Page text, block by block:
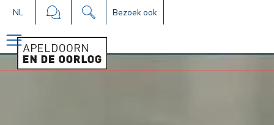
NL Bezoek ook